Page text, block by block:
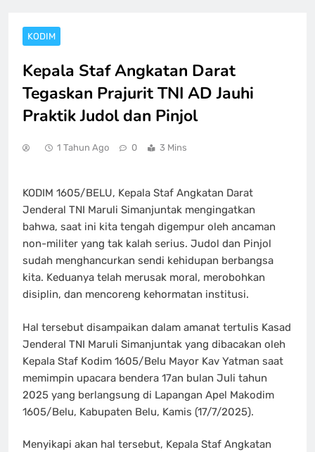
KODIM
Kepala Staf Angkatan Darat
Tegaskan Prajurit TNI AD Jauhi
Praktik Judol dan Pinjol
1 Tahun Ago 0 3 Mins
KODIM 1605/BELU, Kepala Staf Angkatan Darat
Jenderal TNI Maruli Simanjuntak mengingatkan
bahwa, saat ini kita tengah digempur oleh ancaman
non-militer yang tak kalah serius. Judol dan Pinjol
sudah menghancurkan sendi kehidupan berbangsa
kita. Keduanya telah merusak moral, merobohkan
disiplin, dan mencoreng kehormatan institusi.
Hal tersebut disampaikan dalam amanat tertulis Kasad
Jenderal TNI Maruli Simanjuntak yang dibacakan oleh
Kepala Staf Kodim 1605/Belu Mayor Kav Yatman saat
memimpin upacara bendera 17an bulan Juli tahun
2025 yang berlangsung di Lapangan Apel Makodim
1605/Belu, Kabupaten Belu, Kamis (17/7/2025).
Menyikapi akan hal tersebut, Kepala Staf Angkatan